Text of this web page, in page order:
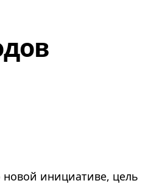
инициативе, цель